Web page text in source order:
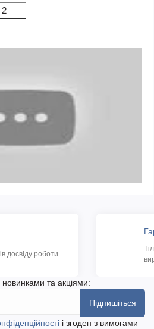
2
досвіду роботи
новинками та акціями:
Підпишіться
і згоден з вимогами